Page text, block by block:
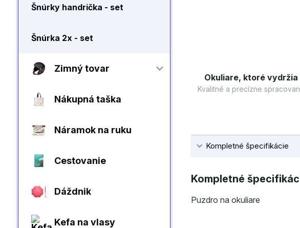
Šnúrky handrička - set
Šnúrka 2x - set
Zimný tovar
Nákupná taška
Náramok na ruku
Cestovanie
Dáždnik
Kefa na vlasy
Okuliare, ktoré vydržia
Kvalitné a precízne
Kompletné špecifikácie
Kompletné
Puzdro na okuliare